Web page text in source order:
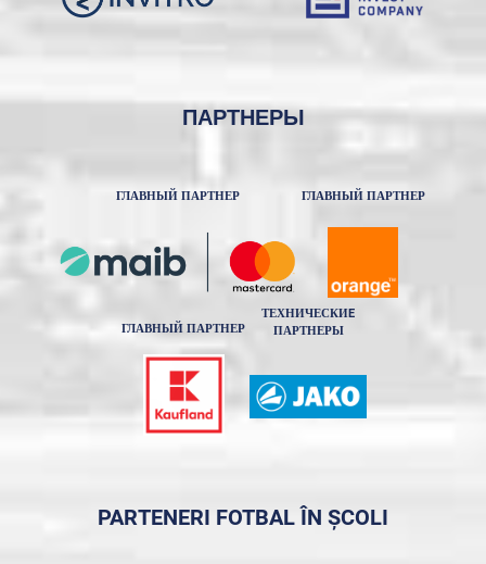
ПАРТНЕРЫ
ГЛАВНЫЙ ПАРТНЕР ГЛАВНЫЙ ПАРТНЕР
ГЛАВНЫЙ ПАРТНЕР
ТЕХНИЧЕСКИE
ПАРТНЕРЫ
PARTENERI FOTBAL ÎN ȘCOLI